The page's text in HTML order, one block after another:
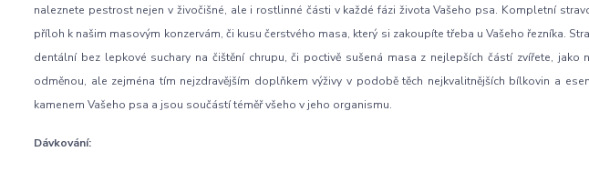
naleznete pestrost nejen v živočišné, ale i rostlinné části v každé fázi života Vašeho psa. Kompletní
příloh k našim masovým konzervám, či kusu čerstvého masa, který si zakoupíte třeba u Vašeho řezníka.
dentální bez lepkové suchary na čištění chrupu, či poctivě sušená masa z nejlepších částí zvířete,
odměnou, ale zejména tím nejzdravějším doplňkem výživy v podobě těch nejkvalitnějších bílkovin a
kamenem Vašeho psa a jsou součástí téměř všeho v jeho organismu.
Dávkování: